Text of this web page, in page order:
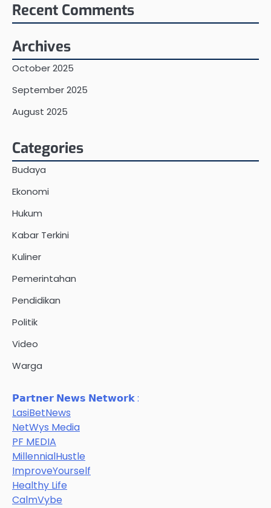
Recent Comments
Archives
October 2025
September 2025
August 2025
Categories
Budaya
Ekonomi
Hukum
Kabar Terkini
Kuliner
Pemerintahan
Pendidikan
Politik
Video
Warga
𝗣𝗮𝗿𝘁𝗻𝗲𝗿 𝗡𝗲𝘄𝘀 𝗡𝗲𝘁𝘄𝗼𝗿𝗸 :
LasiBetNews
NetWys Media
PF MEDIA
MillennialHustle
ImproveYourself
Healthy Life
CalmVybe